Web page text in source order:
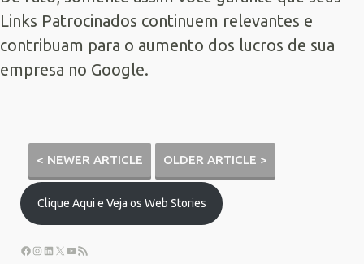
Links Patrocinados continuem relevantes e
contribuam para o aumento dos lucros de sua
empresa no Google.
< NEWER ARTICLE OLDER ARTICLE >
Clique Aqui e Veja os Web Stories